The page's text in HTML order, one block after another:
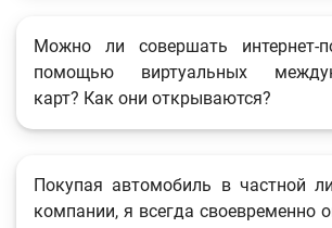
Можно ли совершать интернет-
помощью виртуальных
карт? Как они открываются?
Покупая автомобиль в частной
компании, я всегда своевременно